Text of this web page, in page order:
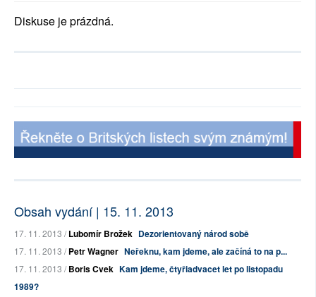
Diskuse je prázdná.
Obsah vydání | 15. 11. 2013
17. 11. 2013 /Lubomír Brožek Dezorientovaný národ sobě
17. 11. 2013 /Petr Wagner Neřeknu, kam jdeme, ale začíná to na p...
17. 11. 2013 /Boris Cvek Kam jdeme, čtyřiadvacet let po listopadu
1989?